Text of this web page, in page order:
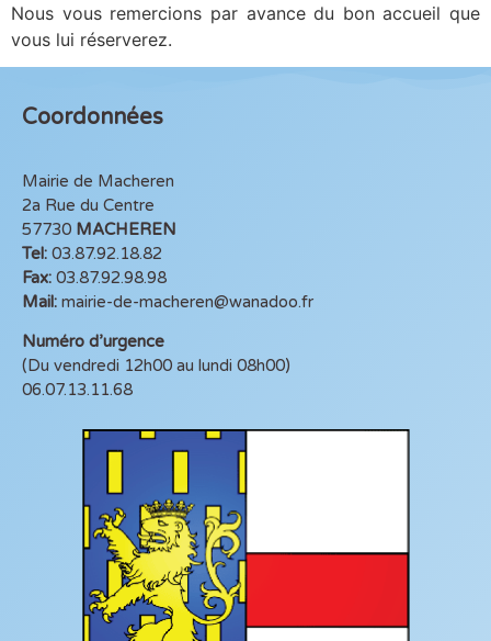
Nous vous remercions par avance du bon accueil que
vous lui réserverez.
Coordonnées
Mairie de Macheren
2a Rue du Centre
57730 MACHEREN
Tel: 03.87.92.18.82
Fax: 03.87.92.98.98
Mail: mairie-de-macheren@wanadoo.fr
Numéro d’urgence
(Du vendredi 12h00 au lundi 08h00)
06.07.13.11.68